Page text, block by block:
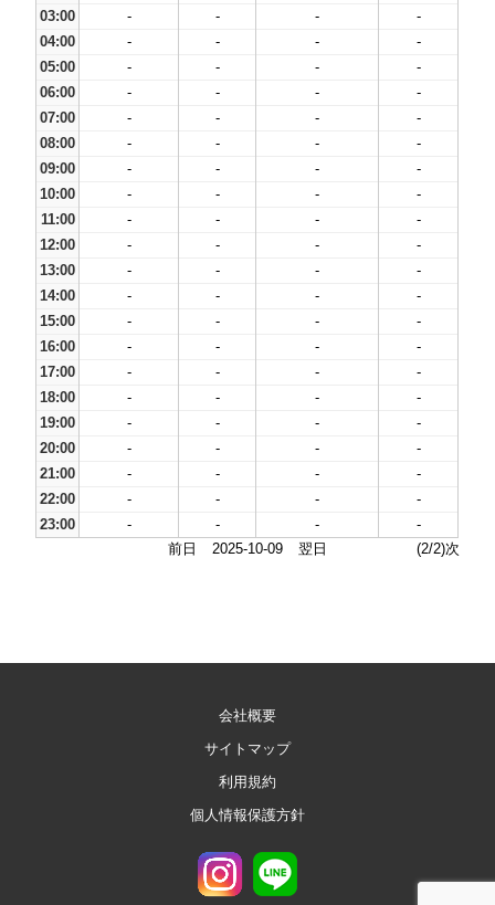
03:00
- - -
-
04:00
- - -
-
05:00
- - -
-
06:00
- - -
-
07:00
- - -
-
08:00
- - -
-
09:00
- - -
-
10:00
- - -
-
11:00
- - -
-
12:00
- - -
-
13:00
- - -
-
14:00
- - -
-
15:00
- - -
-
16:00
- - -
-
17:00
- - -
-
18:00
- - -
-
19:00
- - -
-
20:00
- - -
-
21:00
- - -
-
22:00
- - -
-
23:00
- - -
-
前日
2025-10-09 翌日 (2/2)次
会社概要
サイトマップ
利用規約
個人情報保護方針